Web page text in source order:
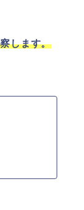
します。